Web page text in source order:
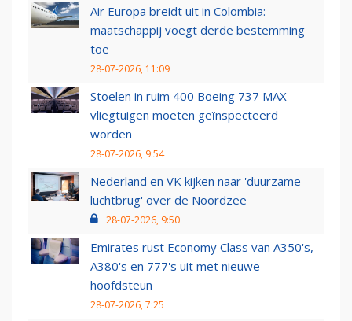
Air Europa breidt uit in Colombia:
maatschappij voegt derde bestemming
toe
28-07-2026, 11:09
Stoelen in ruim 400 Boeing 737 MAX-
vliegtuigen moeten geïnspecteerd
worden
28-07-2026, 9:54
Nederland en VK kijken naar 'duurzame
luchtbrug' over de Noordzee
28-07-2026, 9:50
Emirates rust Economy Class van A350's,
A380's en 777's uit met nieuwe
hoofdsteun
28-07-2026, 7:25